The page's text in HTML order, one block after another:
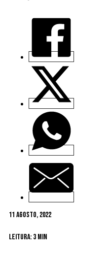
11 Agosto, 2022
Leitura: 3 min